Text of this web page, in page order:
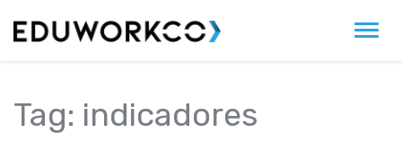
Tag: indicadores